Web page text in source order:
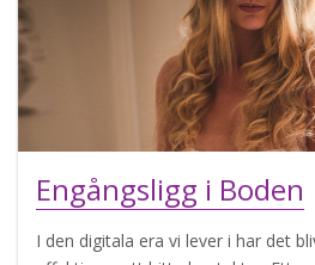
Engångsligg i Boden
I den digitala era vi lever i har det